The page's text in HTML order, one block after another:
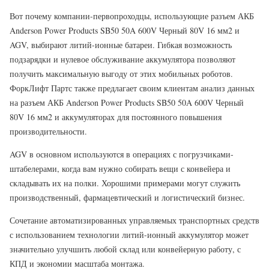
Вот почему компании-первопроходцы, использующие разъем АКБ
Anderson Power Products SB50 50A 600V Черный 80V 16 мм2 и
AGV, выбирают литий-ионные батареи. Гибкая возможность
подзарядки и нулевое обслуживание аккумулятора позволяют
получить максимальную выгоду от этих мобильных роботов.
ФоркЛифт Партс также предлагает своим клиентам анализ данных
на разъем АКБ Anderson Power Products SB50 50A 600V Черный
80V 16 мм2 и аккумуляторах для постоянного повышения
производительности.
AGV в основном используются в операциях с погрузчиками-
штабелерами, когда вам нужно собирать вещи с конвейера и
складывать их на полки. Хорошими примерами могут служить
производственный, фармацевтический и логистический бизнес.
Сочетание автоматизированных управляемых транспортных средств
с использованием технологии литий-ионный аккумулятор может
значительно улучшить любой склад или конвейерную работу, с
КПД и экономии масштаба монтажа.